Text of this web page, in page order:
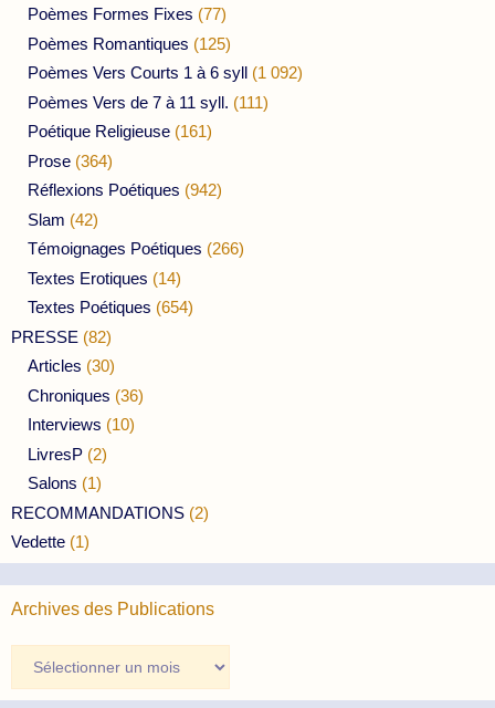
Poèmes Formes Fixes (77)
Poèmes Romantiques (125)
Poèmes Vers Courts 1 à 6 syll (1 092)
Poèmes Vers de 7 à 11 syll. (111)
Poétique Religieuse (161)
Prose (364)
Réflexions Poétiques (942)
Slam (42)
Témoignages Poétiques (266)
Textes Erotiques (14)
Textes Poétiques (654)
PRESSE (82)
Articles (30)
Chroniques (36)
Interviews (10)
LivresP (2)
Salons (1)
RECOMMANDATIONS (2)
Vedette (1)
Archives des Publications
des
Publications